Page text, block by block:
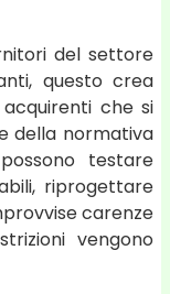
del settore
questo crea
che si
della normativa
testare
riprogettare
carenze
vengono